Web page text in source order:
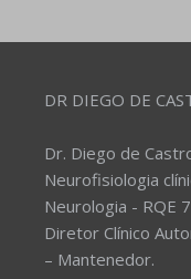
DR DIEGO DE
Dr. Diego de
Neurofisiologia
Neurologia - RQE
Diretor Clínico
– Mantenedor.